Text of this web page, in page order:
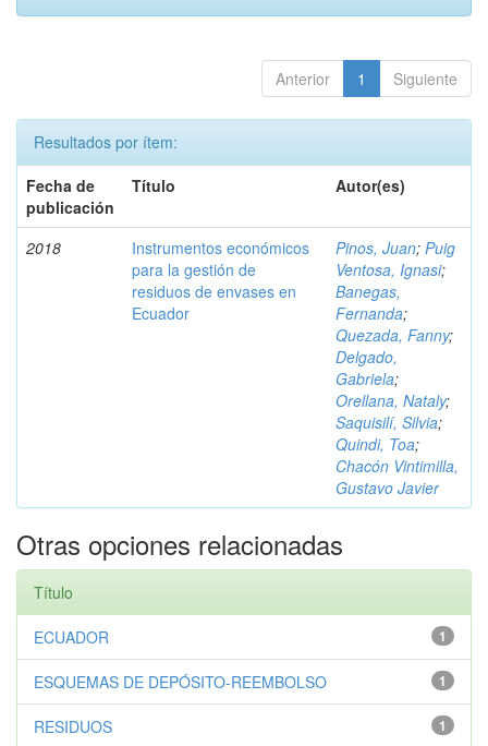
Anterior 1 Siguiente
Resultados por ítem:
Fecha de
publicación
Título Autor(es)
2018
Instrumentos económicos
para la gestión de
residuos de envases en
Ecuador
Pinos, Juan; Puig
Ventosa, Ignasi;
Banegas,
Fernanda;
Quezada, Fanny;
Delgado,
Gabriela;
Orellana, Nataly;
Saquisilí, Silvia;
Quindi, Toa;
Chacón Vintimilla,
Gustavo Javier
Otras opciones relacionadas
Título
1
ECUADOR
1
ESQUEMAS DE DEPÓSITO-REEMBOLSO
1
RESIDUOS